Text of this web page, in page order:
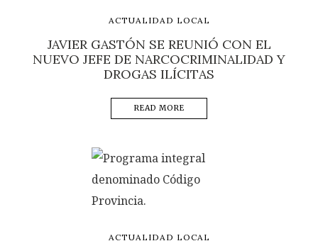
ACTUALIDAD LOCAL
JAVIER GASTÓN SE REUNIÓ CON EL
NUEVO JEFE DE NARCOCRIMINALIDAD Y
DROGAS ILÍCITAS
READ MORE
ACTUALIDAD LOCAL